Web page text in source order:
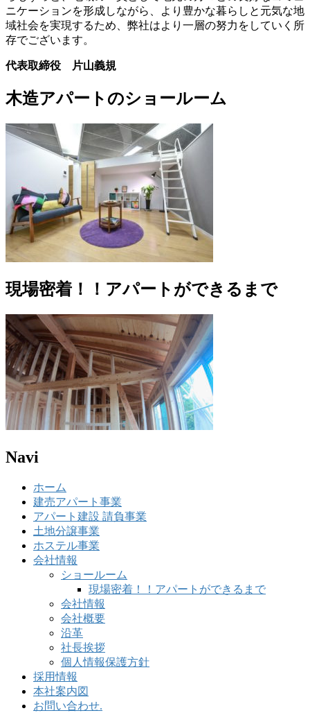
ニケーションを形成しながら、より豊かな暮らしと元気な地
域社会を実現するため、弊社はより一層の努力をしていく所
存でございます。
代表取締役 片山義規
木造アパートのショールーム
現場密着！！アパートができるまで
Navi
ホーム
建売アパート事業
アパート建設 請負事業
土地分譲事業
ホステル事業
会社情報
ショールーム
現場密着！！アパートができるまで
会社情報
会社概要
沿革
社長挨拶
個人情報保護方針
採用情報
本社案内図
お問い合わせ.